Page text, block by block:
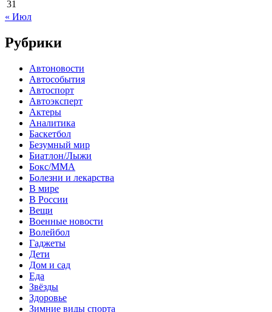
31
« Июл
Рубрики
Автоновости
Автособытия
Автоспорт
Автоэксперт
Актеры
Аналитика
Баскетбол
Безумный мир
Биатлон/Лыжи
Бокс/MMA
Болезни и лекарства
В мире
В России
Вещи
Военные новости
Волейбол
Гаджеты
Дети
Дом и сад
Еда
Звёзды
Здоровье
Зимние виды спорта